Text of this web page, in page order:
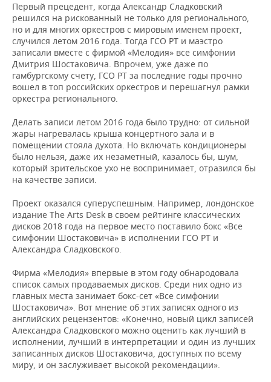
ОТКРЫТАЯ ЛЕКЦИЯ
БАСКЕТБОЛ
ВОЛЕЙБОЛ
КИБЕРСПОРТ
ФИГУРНОЕ КАТАНИЕ
ВОДНЫЕ ВИДЫ СПОРТА
ХОККЕЙ С МЯЧОМ
ИНФРАСТРУКТУРА
ИСТОРИЯ
КУЛЬТУРА
МЕДИЦИНА
ОБРАЗОВАНИЕ
ПРОИСШЕСТВИЯ
СПРАВОЧНИК
СПИСОК ПЕРСОН
СПИСОК КОМПАНИЙ
ПОЛНАЯ ВЕРСИЯ
Первый прецедент, когда Александр Сладковский
решился на рискованный не только для регионального,
но и для многих оркестров с мировым именем проект,
случился летом 2016 года. Тогда ГСО РТ и маэстро
записали вместе с фирмой «Мелодия» все симфонии
Дмитрия Шостаковича. Впрочем, уже даже по
гамбургскому счету, ГСО РТ за последние годы прочно
вошел в топ российских оркестров и перешагнул рамки
оркестра регионального.
Делать записи летом 2016 года было трудно: от сильной
жары нагревалась крыша концертного зала и в
помещении стояла духота. Но включать кондиционеры
было нельзя, даже их незаметный, казалось бы, шум,
который зрительское ухо не воспринимает, отразился бы
на качестве записи.
Проект оказался суперуспешным. Например, лондонское
издание The Arts Desk в своем рейтинге классических
дисков 2018 года на первое место поставило бокс «Все
симфонии Шостаковича» в исполнении ГСО РТ и
Александра Сладковского.
Фирма «Мелодия» впервые в этом году обнародовала
список самых продаваемых дисков. Среди них одно из
главных места занимает бокс-сет «Все симфонии
Шостаковича». Вот мнение об этих записях одного из
английских рецензентов: «Конечно, новый цикл записей
Александра Сладковского можно оценить как лучший в
исполнении, лучший в интерпретации и один из лучших
записанных дисков Шостаковича, доступных по всему
миру, и он заслуживает высокой рекомендации».